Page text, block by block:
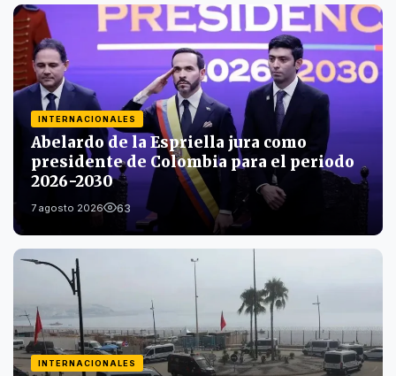
INTERNACIONALES
Abelardo de la Espriella jura como
presidente de Colombia para el periodo
2026-2030
7 agosto 2026 63
INTERNACIONALES